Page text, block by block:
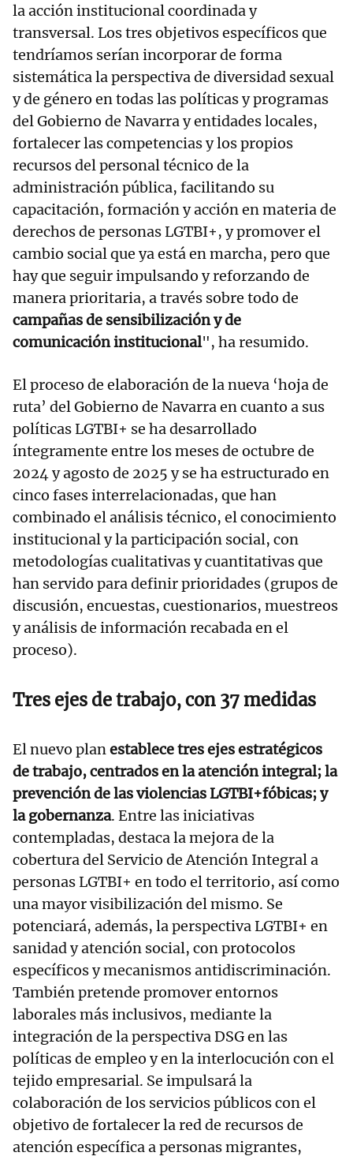
la acción institucional coordinada y
transversal. Los tres objetivos específicos que
tendríamos serían incorporar de forma
sistemática la perspectiva de diversidad sexual
y de género en todas las políticas y programas
del Gobierno de Navarra y entidades locales,
fortalecer las competencias y los propios
recursos del personal técnico de la
administración pública, facilitando su
capacitación, formación y acción en materia de
derechos de personas LGTBI+, y promover el
cambio social que ya está en marcha, pero que
hay que seguir impulsando y reforzando de
manera prioritaria, a través sobre todo de
campañas de sensibilización y de
comunicación institucional", ha resumido.
El proceso de elaboración de la nueva ‘hoja de
ruta’ del Gobierno de Navarra en cuanto a sus
políticas LGTBI+ se ha desarrollado
íntegramente entre los meses de octubre de
2024 y agosto de 2025 y se ha estructurado en
cinco fases interrelacionadas, que han
combinado el análisis técnico, el conocimiento
institucional y la participación social, con
metodologías cualitativas y cuantitativas que
han servido para definir prioridades (grupos de
discusión, encuestas, cuestionarios, muestreos
y análisis de información recabada en el
proceso).
Tres ejes de trabajo, con 37 medidas
El nuevo planestablece tres ejes estratégicos
de trabajo, centrados en la atención integral; la
prevención de las violencias LGTBI+fóbicas; y
la gobernanza. Entre las iniciativas
contempladas, destaca la mejora de la
cobertura del Servicio de Atención Integral a
personas LGTBI+ en todo el territorio, así como
una mayor visibilización del mismo. Se
potenciará, además, la perspectiva LGTBI+ en
sanidad y atención social, con protocolos
específicos y mecanismos antidiscriminación.
También pretende promover entornos
laborales más inclusivos, mediante la
integración de la perspectiva DSG en las
políticas de empleo y en la interlocución con el
tejido empresarial. Se impulsará la
colaboración de los servicios públicos con el
objetivo de fortalecer la red de recursos de
atención específica a personas migrantes,